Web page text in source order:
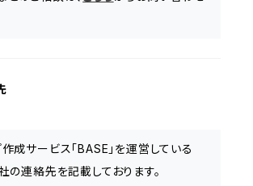
作成サービス「BASE」を運営している
の連絡先を記載しております。